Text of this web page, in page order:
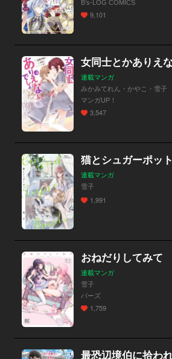
B’s-LOG COMICS
9,101
連載マンガ
みかみてれん・かやこ・雪子
マンガUP！
3,547
猫とシュガーポット
連載マンガ
雪子
1,991
おねだりしてみて
連載マンガ
雪子
バーズ
1,759